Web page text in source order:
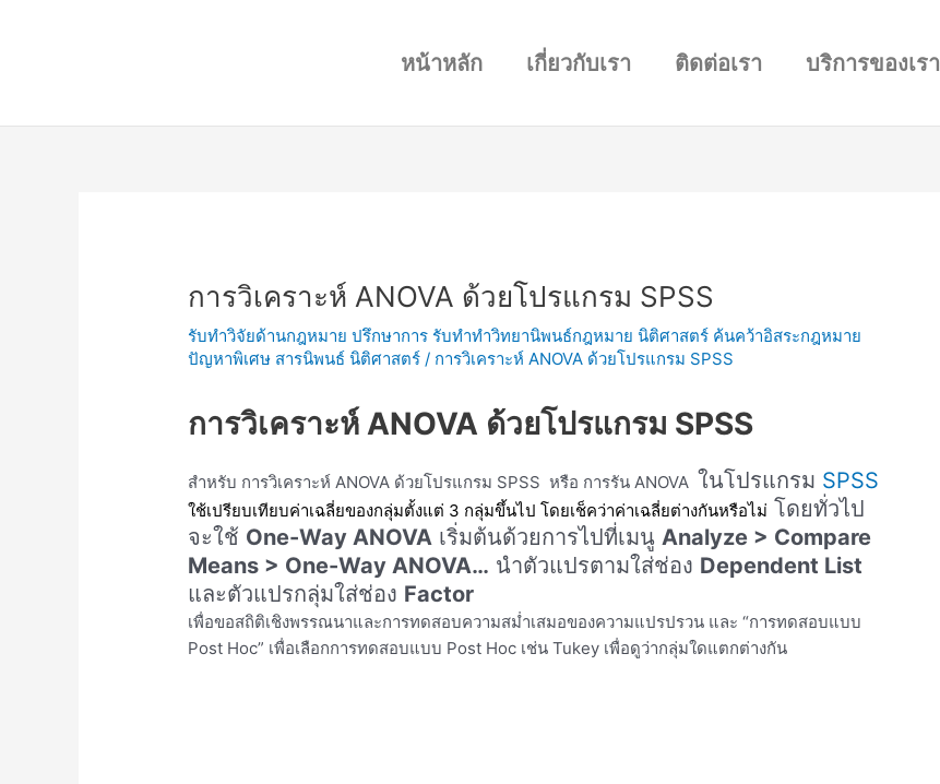
หน้าหลัก เกี่ยวกับเรา ติดต่อเรา บริการของเรา
การวิเคราะห์ ANOVA ด้วยโปรแกรม SPSS
รับทำวิจัยด้านกฎหมาย ปรึกษาการ รับทำทำวิทยานิพนธ์กฎหมาย นิติศาสตร์ ค้นคว้าอิสระกฎหมาย
ปัญหาพิเศษ สารนิพนธ์ นิติศาสตร์ / การวิเคราะห์ ANOVA ด้วยโปรแกรม SPSS
การวิเคราะห์ ANOVA ด้วยโปรแกรม SPSS
สำหรับ การวิเคราะห์ ANOVA ด้วยโปรแกรม SPSS หรือ การรัน ANOVA ในโปรแกรม SPSS
ใช้เปรียบเทียบค่าเฉลี่ยของกลุ่มตั้งแต่ 3 กลุ่มขึ้นไป โดยเช็คว่าค่าเฉลี่ยต่างกันหรือไม่ โดยทั่วไป
จะใช้ One-Way ANOVA เริ่มต้นด้วยการไปที่เมนูAnalyze > Compare
Means > One-Way ANOVA… นำตัวแปรตามใส่ช่อง Dependent List
และตัวแปรกลุ่มใส่ช่อง Factor
เพื่อขอสถิติเชิงพรรณนาและการทดสอบความสม่ำเสมอของความแปรปรวน และ “การทดสอบแบบ
Post Hoc” เพื่อเลือกการทดสอบแบบ Post Hoc เช่น Tukey เพื่อดูว่ากลุ่มใดแตกต่างกัน